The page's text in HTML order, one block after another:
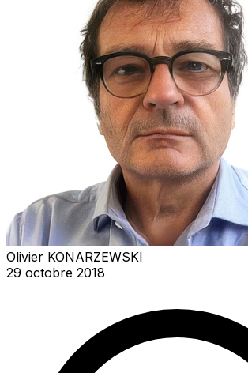
Olivier KONARZEWSKI
29 octobre 2018